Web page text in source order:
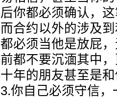
后你都必须确认，
而合约以外的涉及
都必须当他是放屁
前都不要沉湎其中
十年的朋友甚至是
3.你自己必须守信